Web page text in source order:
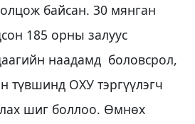
байсан. 30 мянган
185 орны залуус
наадамд боловсрол,
түвшинд ОХУ тэргүүлэгч
шиг боллоо. Өмнөх